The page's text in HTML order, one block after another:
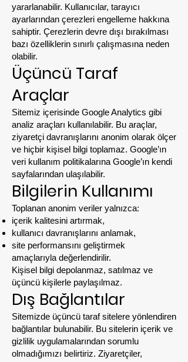
yararlanabilir. Kullanıcılar, tarayıcı
ayarlarından çerezleri engelleme hakkına
sahiptir. Çerezlerin devre dışı bırakılması
bazı özelliklerin sınırlı çalışmasına neden
olabilir.
Üçüncü Taraf
Araçlar
Sitemiz içerisinde Google Analytics gibi
analiz araçları kullanılabilir. Bu araçlar,
ziyaretçi davranışlarını anonim olarak ölçer
ve hiçbir kişisel bilgi toplamaz. Google’ın
veri kullanım politikalarına Google’ın kendi
sayfalarından ulaşılabilir.
Bilgilerin Kullanımı
Toplanan anonim veriler yalnızca:
içerik kalitesini artırmak,
kullanıcı davranışlarını anlamak,
site performansını geliştirmek
amaçlarıyla değerlendirilir.
Kişisel bilgi depolanmaz, satılmaz ve
üçüncü kişilerle paylaşılmaz.
Dış Bağlantılar
Sitemizde üçüncü taraf sitelere yönlendiren
bağlantılar bulunabilir. Bu sitelerin içerik ve
gizlilik uygulamalarından sorumlu
olmadığımızı belirtiriz. Ziyaretçiler,